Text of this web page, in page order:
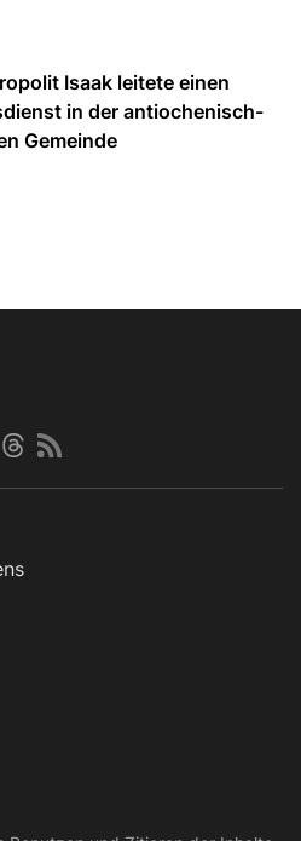
Isaak leitete einen
in der antiochenisch-
Gemeinde